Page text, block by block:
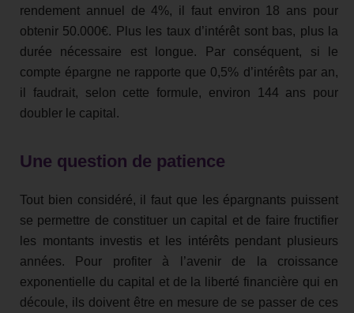
rendement annuel de 4%, il faut environ 18 ans pour
obtenir 50.000€. Plus les taux d’intérêt sont bas, plus la
durée nécessaire est longue. Par conséquent, si le
compte épargne ne rapporte que 0,5% d’intérêts par an,
il faudrait, selon cette formule, environ 144 ans pour
doubler le capital.
Une question de patience
Tout bien considéré, il faut que les épargnants puissent
se permettre de constituer un capital et de faire fructifier
les montants investis et les intérêts pendant plusieurs
années. Pour profiter à l’avenir de la croissance
exponentielle du capital et de la liberté financière qui en
découle, ils doivent être en mesure de se passer de ces